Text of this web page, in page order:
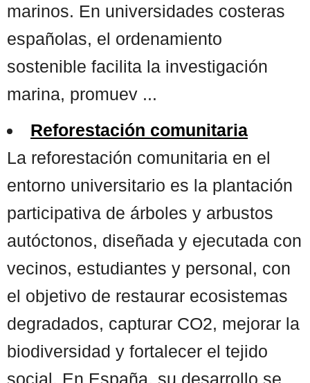
marinos. En universidades costeras
españolas, el ordenamiento
sostenible facilita la investigación
marina, promuev ...
Reforestación comunitaria
La reforestación comunitaria en el
entorno universitario es la plantación
participativa de árboles y arbustos
autóctonos, diseñada y ejecutada con
vecinos, estudiantes y personal, con
el objetivo de restaurar ecosistemas
degradados, capturar CO2, mejorar la
biodiversidad y fortalecer el tejido
social. En España, su desarrollo se